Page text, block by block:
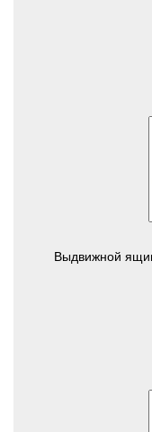
Выдвижной